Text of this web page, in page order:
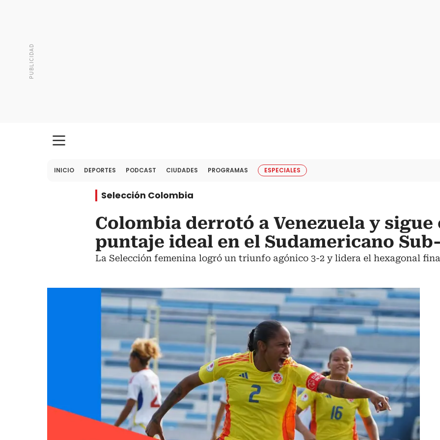
INICIO DEPORTES PODCAST CIUDADES PROGRAMAS ESPECIALES
Selección Colombia
Colombia derrotó a Venezuela y sigue
puntaje ideal en el Sudamericano
La Selección femenina logró un triunfo agónico 3-2 y lidera el hexagonal